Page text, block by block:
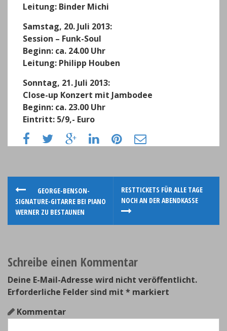
Leitung: Binder Michi
Samstag, 20. Juli 2013:
Session – Funk-Soul
Beginn: ca. 24.00 Uhr
Leitung: Philipp Houben
Sonntag, 21. Juli 2013:
Close-up Konzert mit Jambodee
Beginn: ca. 23.00 Uhr
Eintritt: 5/9,- Euro
P
o
t
n
a
v
GEORGE-BENSON-
SIGNATURE-GITARRE BEI PIANO
WERNER ZU BESTAUNEN
RESTTICKETS FÜR ALLE TAGE
NOCH AN DER ABENDKASSE
Schreibe einen Kommentar
Deine E-Mail-Adresse wird nicht veröffentlicht.
Erforderliche Felder sind mit * markiert
Kommentar